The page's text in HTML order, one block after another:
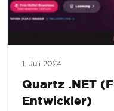
1. Juli 2024
Quartz .NET
Entwickler)